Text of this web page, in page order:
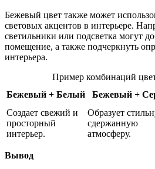
Бежевый цвет также может
световых акцентов в интерьере.
светильники или подсветка могут
помещение, а также подчеркнуть
интерьера.
Пример комбинаций
Бежевый + Белый
Бежевый +
Создает свежий и
просторный
интерьер.
Образует
сдержанную
атмосферу.
Вывод